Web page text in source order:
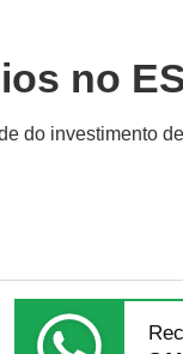
no
do investimento